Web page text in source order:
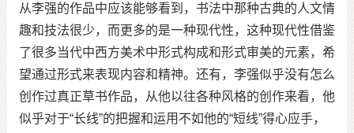
从李强的作品中应该能够看到，书法中那种古典的人文情
趣和技法很少，而更多的是一种现代性，这种现代性借鉴
了很多当代中西方美术中形式构成和形式审美的元素，希
望通过形式来表现内容和精神。还有，李强似乎没有怎么
创作过真正草书作品，从他以往各种风格的创作来看，他
似乎对于“长线”的把握和运用不如他的“短线”得心应手，